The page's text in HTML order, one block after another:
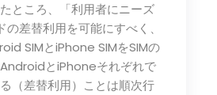
ところ、「利用者にニーズ
の差替利用を可能にすべく、
SIMとiPhone SIMをSIMの
とiPhoneそれぞれで
（差替利用）ことは順次行